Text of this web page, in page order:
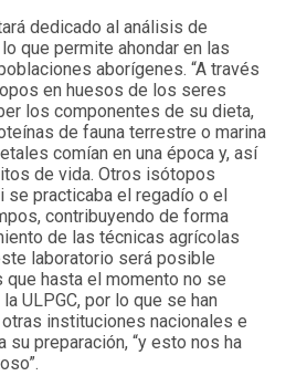
dedicado al análisis de
que permite ahondar en las
aborígenes. “A través
en huesos de los seres
los componentes de su dieta,
de fauna terrestre o marina
comían en una época y, así
de vida. Otros isótopos
se practicaba el regadío o el
contribuyendo de forma
de las técnicas agrícolas
laboratorio será posible
que hasta el momento no se
ULPGC, por lo que se han
instituciones nacionales e
su preparación, “y esto nos ha